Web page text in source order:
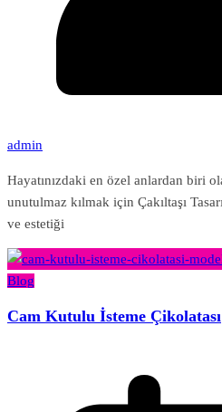
admin
Hayatınızdaki en özel anlardan biri
unutulmaz kılmak için Çakıltaşı
ve estetiği
Blog
Cam Kutulu İsteme Çikolatası